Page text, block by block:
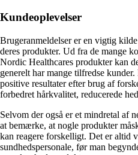
Kundeoplevelser
Brugeranmeldelser er en vigtig
deres produkter. Ud fra de mange
Nordic Healthcares produkter kan
generelt har mange tilfredse
positive resultater efter brug af
forbedret hårkvalitet, reducerede
Selvom der også er et mindretal af
at bemærke, at nogle produkter
kan reagere forskelligt. Det er altid
sundhedspersonale, før man